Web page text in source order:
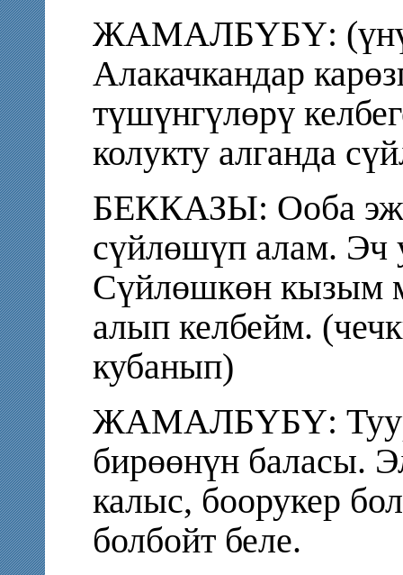
ЖАМАЛБҮБҮ:
Алакачкандар
түшүнгүлөрү
колукту алганда
БЕККАЗЫ: Ооба
сүйлөшүп алам. Эч
Сүйлөшкөн кызым
алып келбейм.
кубанып)
ЖАМАЛБҮБҮ:
бирөөнүн баласы.
калыс, боорукер
болбойт беле.